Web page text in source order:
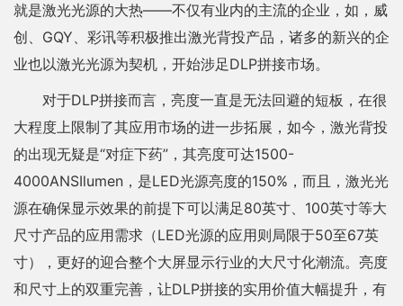
就是激光光源的大热——不仅有业内的主流的企业，如，威
创、GQY、彩讯等积极推出激光背投产品，诸多的新兴的企
业也以激光光源为契机，开始涉足DLP拼接市场。
对于DLP拼接而言，亮度一直是无法回避的短板，在很
大程度上限制了其应用市场的进一步拓展，如今，激光背投
的出现无疑是“对症下药”，其亮度可达1500-
4000ANSIlumen，是LED光源亮度的150%，而且，激光光
源在确保显示效果的前提下可以满足80英寸、100英寸等大
尺寸产品的应用需求（LED光源的应用则局限于50至67英
寸），更好的迎合整个大屏显示行业的大尺寸化潮流。亮度
和尺寸上的双重完善，让DLP拼接的实用价值大幅提升，有